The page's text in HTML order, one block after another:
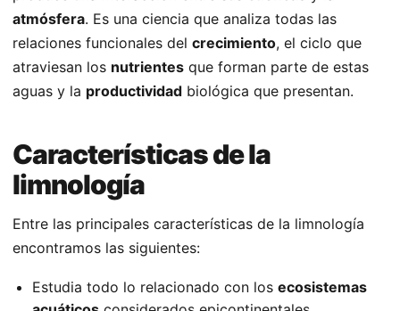
atmósfera. Es una ciencia que analiza todas las
relaciones funcionales del crecimiento, el ciclo que
atraviesan los nutrientes que forman parte de estas
aguas y la productividad biológica que presentan.
Características de la
limnología
Entre las principales características de la limnología
encontramos las siguientes:
Estudia todo lo relacionado con los ecosistemas